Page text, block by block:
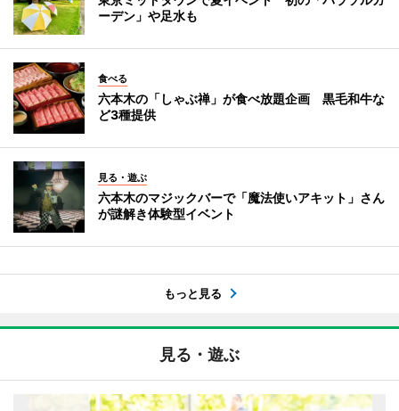
ーデン」や足水も
食べる
六本木の「しゃぶ禅」が食べ放題企画 黒毛和牛な
ど3種提供
見る・遊ぶ
六本木のマジックバーで「魔法使いアキット」さん
が謎解き体験型イベント
もっと見る
見る・遊ぶ